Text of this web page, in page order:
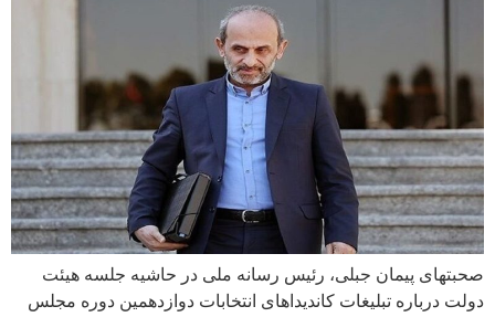
صحبتهای پیمان جبلی، رئیس رسانه ملی در حاشیه جلسه هیئت
دولت درباره تبلیغات کاندیداهای انتخابات دوازدهمین دوره مجلس